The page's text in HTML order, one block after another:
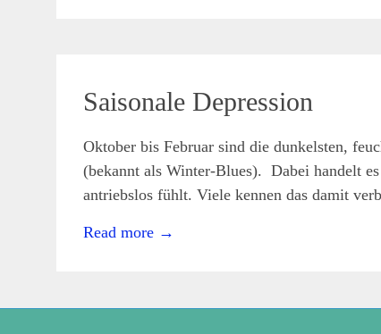
28 Okt.
Saisonale Depression
admin
Symptome
Antriebslosigkeit,
Heißhunger ,
Müdigkeit
Oktober bis Februar sind die dunkelsten,
(bekannt als Winter-Blues). Dabei handelt
antriebslos fühlt. Viele kennen das damit
Read more →